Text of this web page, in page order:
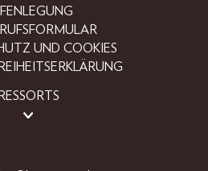
UND COOKIES
RESSORTS